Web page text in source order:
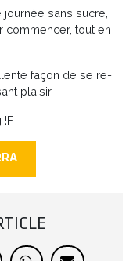
sans sucre,
commencer, tout en
façon de se re-
plaisir.
!F